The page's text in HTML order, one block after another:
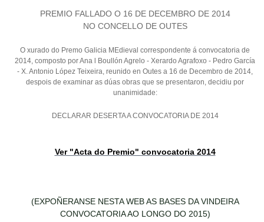
PREMIO FALLADO O 16 DE DECEMBRO DE 2014
NO CONCELLO DE OUTES
O xurado do Premo Galicia MEdieval correspondente á convocatoria de
2014, composto por Ana l Boullón Agrelo - Xerardo Agrafoxo - Pedro García
- X. Antonio López Teixeira, reunido en Outes a 16 de Decembro de 2014,
despois de examinar as dúas obras que se presentaron, decidiu por
unanimidade:
DECLARAR DESERTA A CONVOCATORIA DE 2014
Ver "Acta do Premio" convocatoria 2014
(EXPOÑERANSE NESTA WEB AS BASES DA VINDEIRA
CONVOCATORIA AO LONGO DO 2015)